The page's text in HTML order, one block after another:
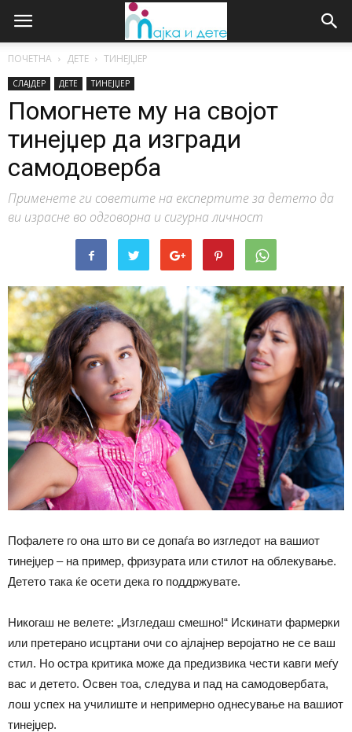
ПОЧЕТНА ДЕТЕ ТИНЕЈЏЕР
СЛАЈДЕР ДЕТЕ ТИНЕЈЏЕР
Помогнете му на својот
тинејџер да изгради
самодоверба
Применете ги советите на експертите за детето да
ви израсне во одговорна и сигурна личност
Пофалете го она што ви се допаѓа во изгледот на вашиот
тинејџер – на пример, фризурата или стилот на облекување.
Детето така ќе осети дека го поддржувате.
Никогаш не велете: „Изгледаш смешно!“ Искинати фармерки
или претерано исцртани очи со ајлајнер веројатно не се ваш
стил. Но остра критика може да предизвика чести кавги меѓу
вас и детето. Освен тоа, следува и пад на самодовербата,
лош успех на училиште и непримерно однесување на вашиот
тинејџер.